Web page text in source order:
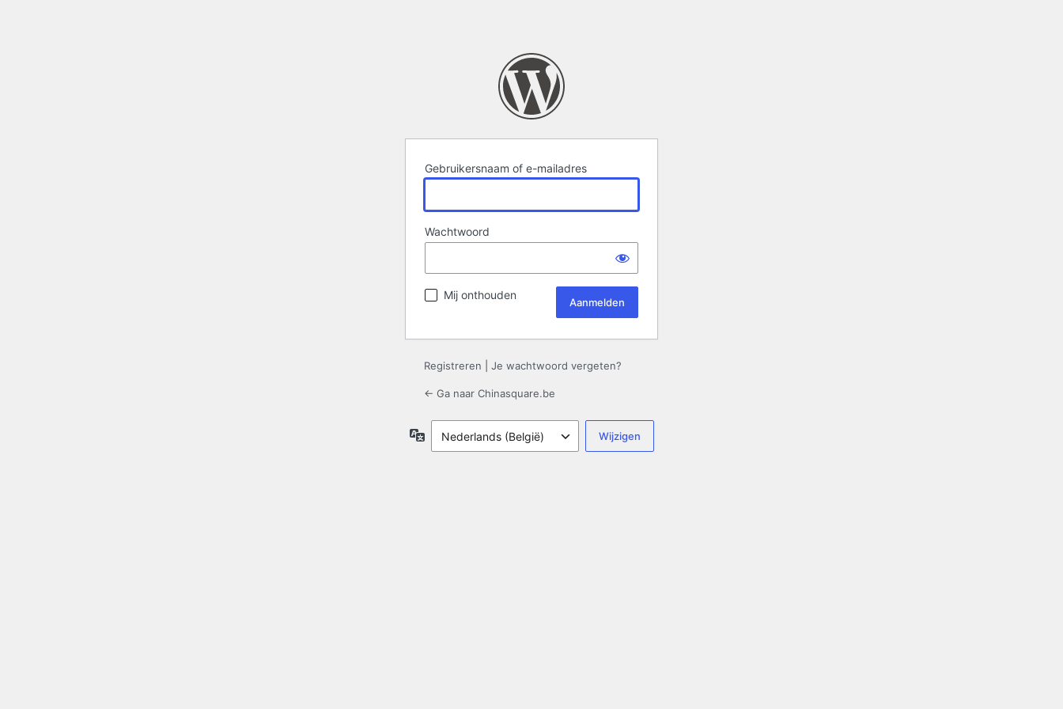
Gebruikersnaam of e-mailadres
Wachtwoord
Mij onthouden
Registreren Je wachtwoord vergeten?
← Ga naar Chinasquare.be
Taal